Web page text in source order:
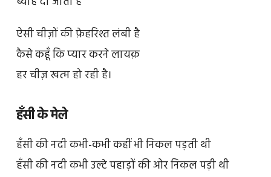
ऐसी चीज़ों की फ़ेहरिश्त लंबी है
कैसे कहूँ कि प्यार करने लायक़
हर चीज़ खत्म हो रही है।
हँसी के मेले
हँसी की नदी कभी-कभी कहीं भी निकल पड़ती थी
हँसी की नदी कभी उल्टे पहाड़ों की ओर निकल पड़ी थी